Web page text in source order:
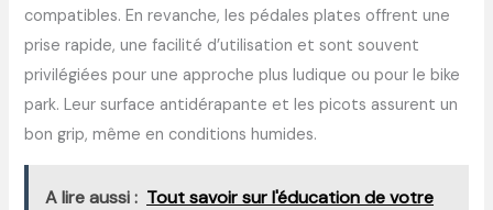
compatibles. En revanche, les pédales plates offrent une
prise rapide, une facilité d’utilisation et sont souvent
privilégiées pour une approche plus ludique ou pour le bike
park. Leur surface antidérapante et les picots assurent un
bon grip, même en conditions humides.
A lire aussi : Tout savoir sur l'éducation de votre